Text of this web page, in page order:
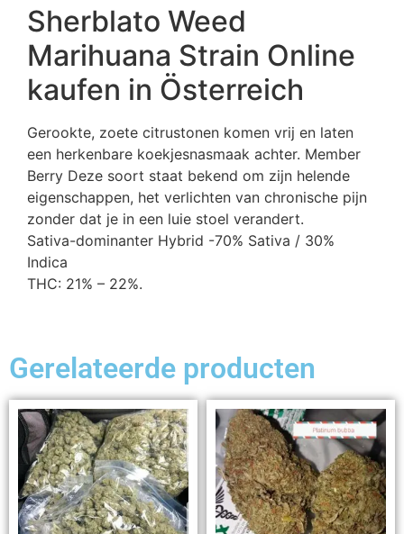
Sherblato Weed
Marihuana Strain Online
kaufen in Österreich
Gerookte, zoete citrustonen komen vrij en laten
een herkenbare koekjesnasmaak achter. Member
Berry Deze soort staat bekend om zijn helende
eigenschappen, het verlichten van chronische pijn
zonder dat je in een luie stoel verandert.
Sativa-dominanter Hybrid -70% Sativa / 30%
Indica
THC: 21% – 22%.
Gerelateerde producten